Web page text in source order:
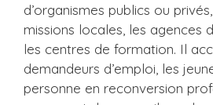
d’organismes publics ou
missions locales, les agences
les centres de formation. Il
demandeurs d’emploi, les
personne en reconversion